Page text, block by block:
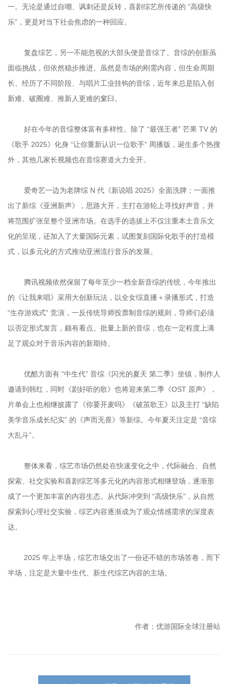
一。无论是通过自嘲、讽刺还是反转，喜剧综艺所传递的 “高级快
面临挑战，但依然稳步推进。虽然是市场的刚需内容，但生命周期
长、经历了不同阶段、与唱片工业挂钩的音综，近年来总是陷入创
《歌手 2025》化身 “让你重新认识一位歌手” 周播版，诞生多个热搜
出了新综《亚洲新声》，思路大开，主打在游轮上寻找好声音，并
将范围扩张至整个亚洲市场。在选手的选拔上不仅注重本土音乐文
化的呈现，还加入了大量国际元素，试图复刻国际化歌手的打造模
的《让我来唱》采用大创新玩法，以全女综直播＋录播形式，打造
“生存游戏式” 竞演，一反传统导师投票制音综的规则，导师们必须
以否定形式发言，颇有看点。批量上新的音综，也在一定程度上满
邀请到韩红，同时《剧好听的歌》也将迎来第二季《OST 原声》，
片单会上也相继披露了《你要开麦吗》《破茧歌王》以及主打 “缺陷
美学音乐成长纪实” 的《声而无畏》等新综。今年夏天注定是 “音综
探索、社交实验和喜剧综艺等多元化的内容形式相继登场，逐渐形
成了一个更加丰富的内容生态。从代际冲突到 “高级快乐”，从自然
探索到心理社交实验，综艺内容逐渐成为了观众情感需求的深度表
作者：优游国际全球注册站